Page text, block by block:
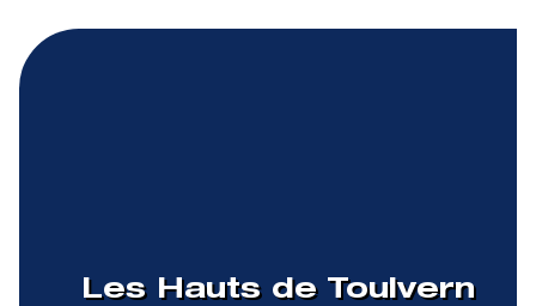
Les Hauts de Toulvern